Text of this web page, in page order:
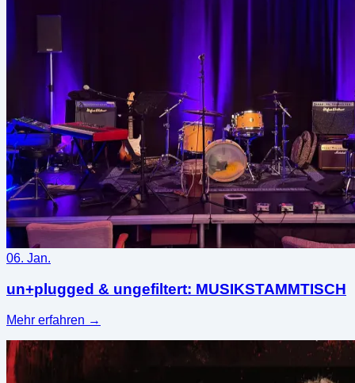
06. Jan.
un+plugged & ungefiltert: MUSIKSTAMMTISCH
Mehr erfahren →